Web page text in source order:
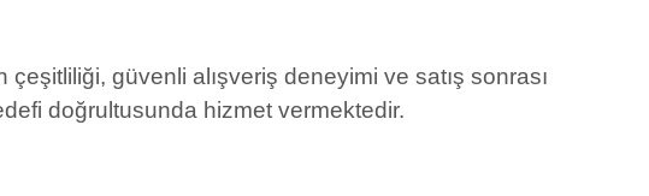
güvenli alışveriş deneyimi ve satış sonrası
doğrultusunda hizmet vermektedir.